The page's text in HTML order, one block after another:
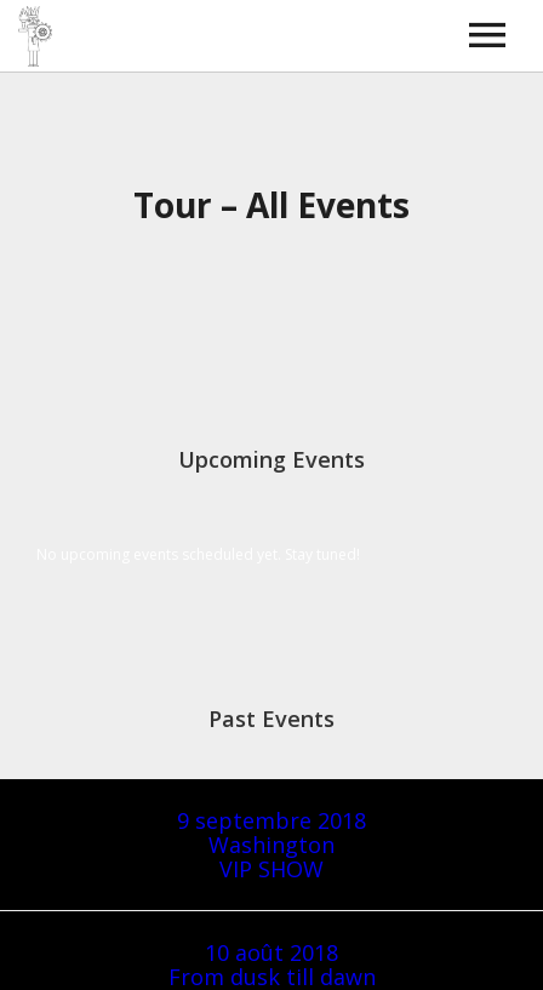
Tour – All Events
Upcoming Events
Past Events
9 septembre 2018
Washington
VIP SHOW
10 août 2018
From dusk till dawn